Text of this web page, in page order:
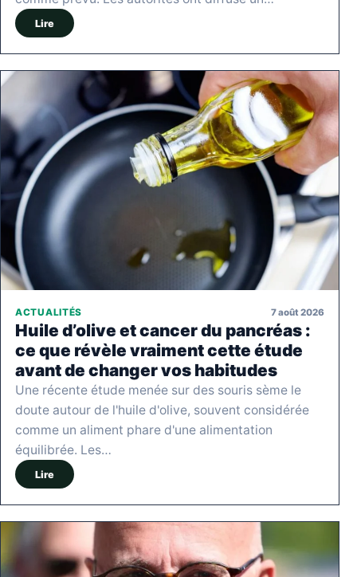
Lire
ACTUALITÉS 7 août 2026
Huile d’olive et cancer du pancréas :
ce que révèle vraiment cette étude
avant de changer vos habitudes
Une récente étude menée sur des souris sème le
doute autour de l'huile d'olive, souvent considérée
comme un aliment phare d'une alimentation
équilibrée. Les…
Lire